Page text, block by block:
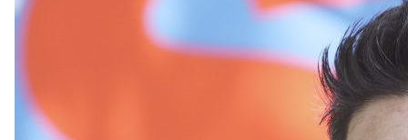
Contenido Patrocinado